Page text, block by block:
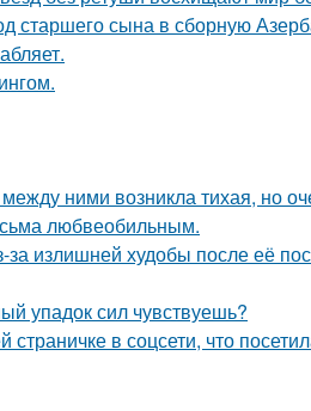
старшего сына в сборную
ними возникла тихая, но
любвеобильным.
за излишней худобы после её
упадок сил чувствуешь?
в соцсети, что